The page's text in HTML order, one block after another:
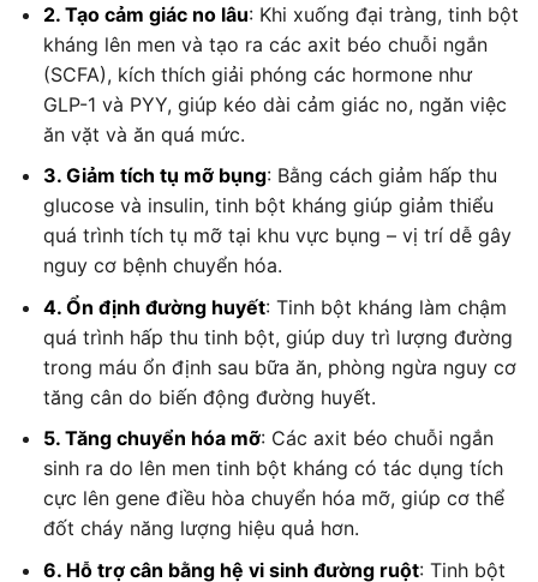
2. Tạo cảm giác no lâu: Khi xuống đại tràng, tinh bột
kháng lên men và tạo ra các axit béo chuỗi ngắn
(SCFA), kích thích giải phóng các hormone như
GLP-1 và PYY, giúp kéo dài cảm giác no, ngăn việc
ăn vặt và ăn quá mức.
3. Giảm tích tụ mỡ bụng: Bằng cách giảm hấp thu
glucose và insulin, tinh bột kháng giúp giảm thiểu
quá trình tích tụ mỡ tại khu vực bụng – vị trí dễ gây
nguy cơ bệnh chuyển hóa.
4. Ổn định đường huyết: Tinh bột kháng làm chậm
quá trình hấp thu tinh bột, giúp duy trì lượng đường
trong máu ổn định sau bữa ăn, phòng ngừa nguy cơ
tăng cân do biến động đường huyết.
5. Tăng chuyển hóa mỡ: Các axit béo chuỗi ngắn
sinh ra do lên men tinh bột kháng có tác dụng tích
cực lên gene điều hòa chuyển hóa mỡ, giúp cơ thể
đốt cháy năng lượng hiệu quả hơn.
6. Hỗ trợ cân bằng hệ vi sinh đường ruột: Tinh bột